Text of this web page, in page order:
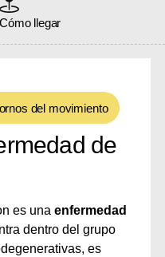
Cómo llegar
del movimiento
de
es una enfermedad
dentro del grupo
es